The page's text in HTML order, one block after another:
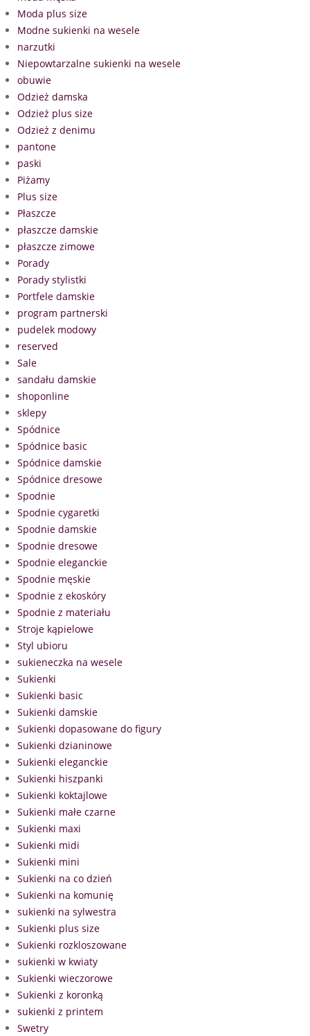
Moda plus size
Modne sukienki na wesele
narzutki
Niepowtarzalne sukienki na wesele
obuwie
Odzież damska
Odzież plus size
Odzież z denimu
pantone
paski
Piżamy
Plus size
Płaszcze
płaszcze damskie
płaszcze zimowe
Porady
Porady stylistki
Portfele damskie
program partnerski
pudelek modowy
reserved
Sale
sandału damskie
shoponline
sklepy
Spódnice
Spódnice basic
Spódnice damskie
Spódnice dresowe
Spodnie
Spodnie cygaretki
Spodnie damskie
Spodnie dresowe
Spodnie eleganckie
Spodnie męskie
Spodnie z ekoskóry
Spodnie z materiału
Stroje kąpielowe
Styl ubioru
sukieneczka na wesele
Sukienki
Sukienki basic
Sukienki damskie
Sukienki dopasowane do figury
Sukienki dzianinowe
Sukienki eleganckie
Sukienki hiszpanki
Sukienki koktajlowe
Sukienki małe czarne
Sukienki maxi
Sukienki midi
Sukienki mini
Sukienki na co dzień
Sukienki na komunię
sukienki na sylwestra
Sukienki plus size
Sukienki rozkloszowane
sukienki w kwiaty
Sukienki wieczorowe
Sukienki z koronką
sukienki z printem
Swetry